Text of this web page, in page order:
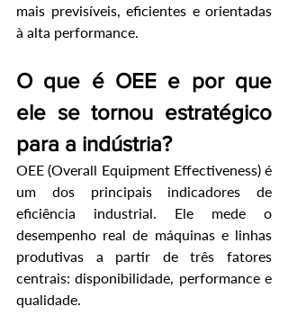
mais previsíveis, eficientes e orientadas
à alta performance.
O que é OEE e por que
ele se tornou estratégico
para a indústria?
OEE (Overall Equipment Effectiveness) é
um dos principais indicadores de
eficiência industrial. Ele mede o
desempenho real de máquinas e linhas
produtivas a partir de três fatores
centrais: disponibilidade, performance e
qualidade.